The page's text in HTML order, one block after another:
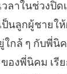
วลาในช่วงปิ
ป็นลูกผู้ชายใ
ใกล้ ๆ กับพี่นิ
ของพี่นิคม เรี